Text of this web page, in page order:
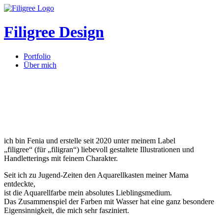
Filigree Design
Portfolio
Über mich
ich bin Fenia und erstelle seit 2020 unter meinem Label
„filigree“ (für „filigran“) liebevoll gestaltete Illustrationen und
Handletterings mit feinem Charakter.
Seit ich zu Jugend-Zeiten den Aquarellkasten meiner Mama
entdeckte,
ist die Aquarellfarbe mein absolutes Lieblingsmedium.
Das Zusammenspiel der Farben mit Wasser hat eine ganz besondere
Eigensinnigkeit, die mich sehr fasziniert.